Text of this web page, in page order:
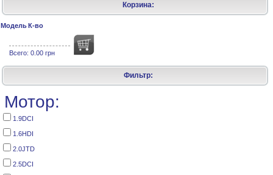
Корзина:
Модель К-во
Всего: 0.00 грн
Фильтр:
Мотор:
1.9DCI
1.6HDI
2.0JTD
2.5DCI